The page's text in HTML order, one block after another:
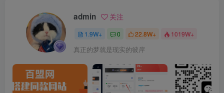
admin 关注
1.9W+ 0 22.8W+ 1019W+
真正的梦就是现实的彼岸